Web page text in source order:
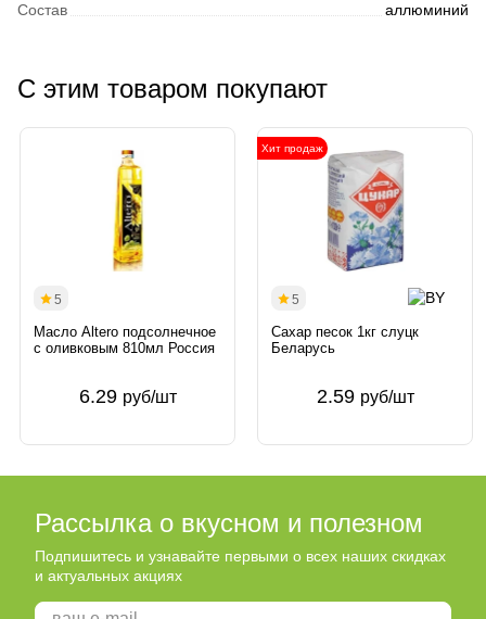
Состав аллюминий
С этим товаром покупают
5
Масло Altero подсолнечное
с оливковым 810мл Россия
6.29 руб/шт
Хит продаж
5
Сахар песок 1кг слуцк
Беларусь
2.59 руб/шт
Рассылка о вкусном и полезном
Подпишитесь и узнавайте первыми о всех наших скидках
и актуальных акциях